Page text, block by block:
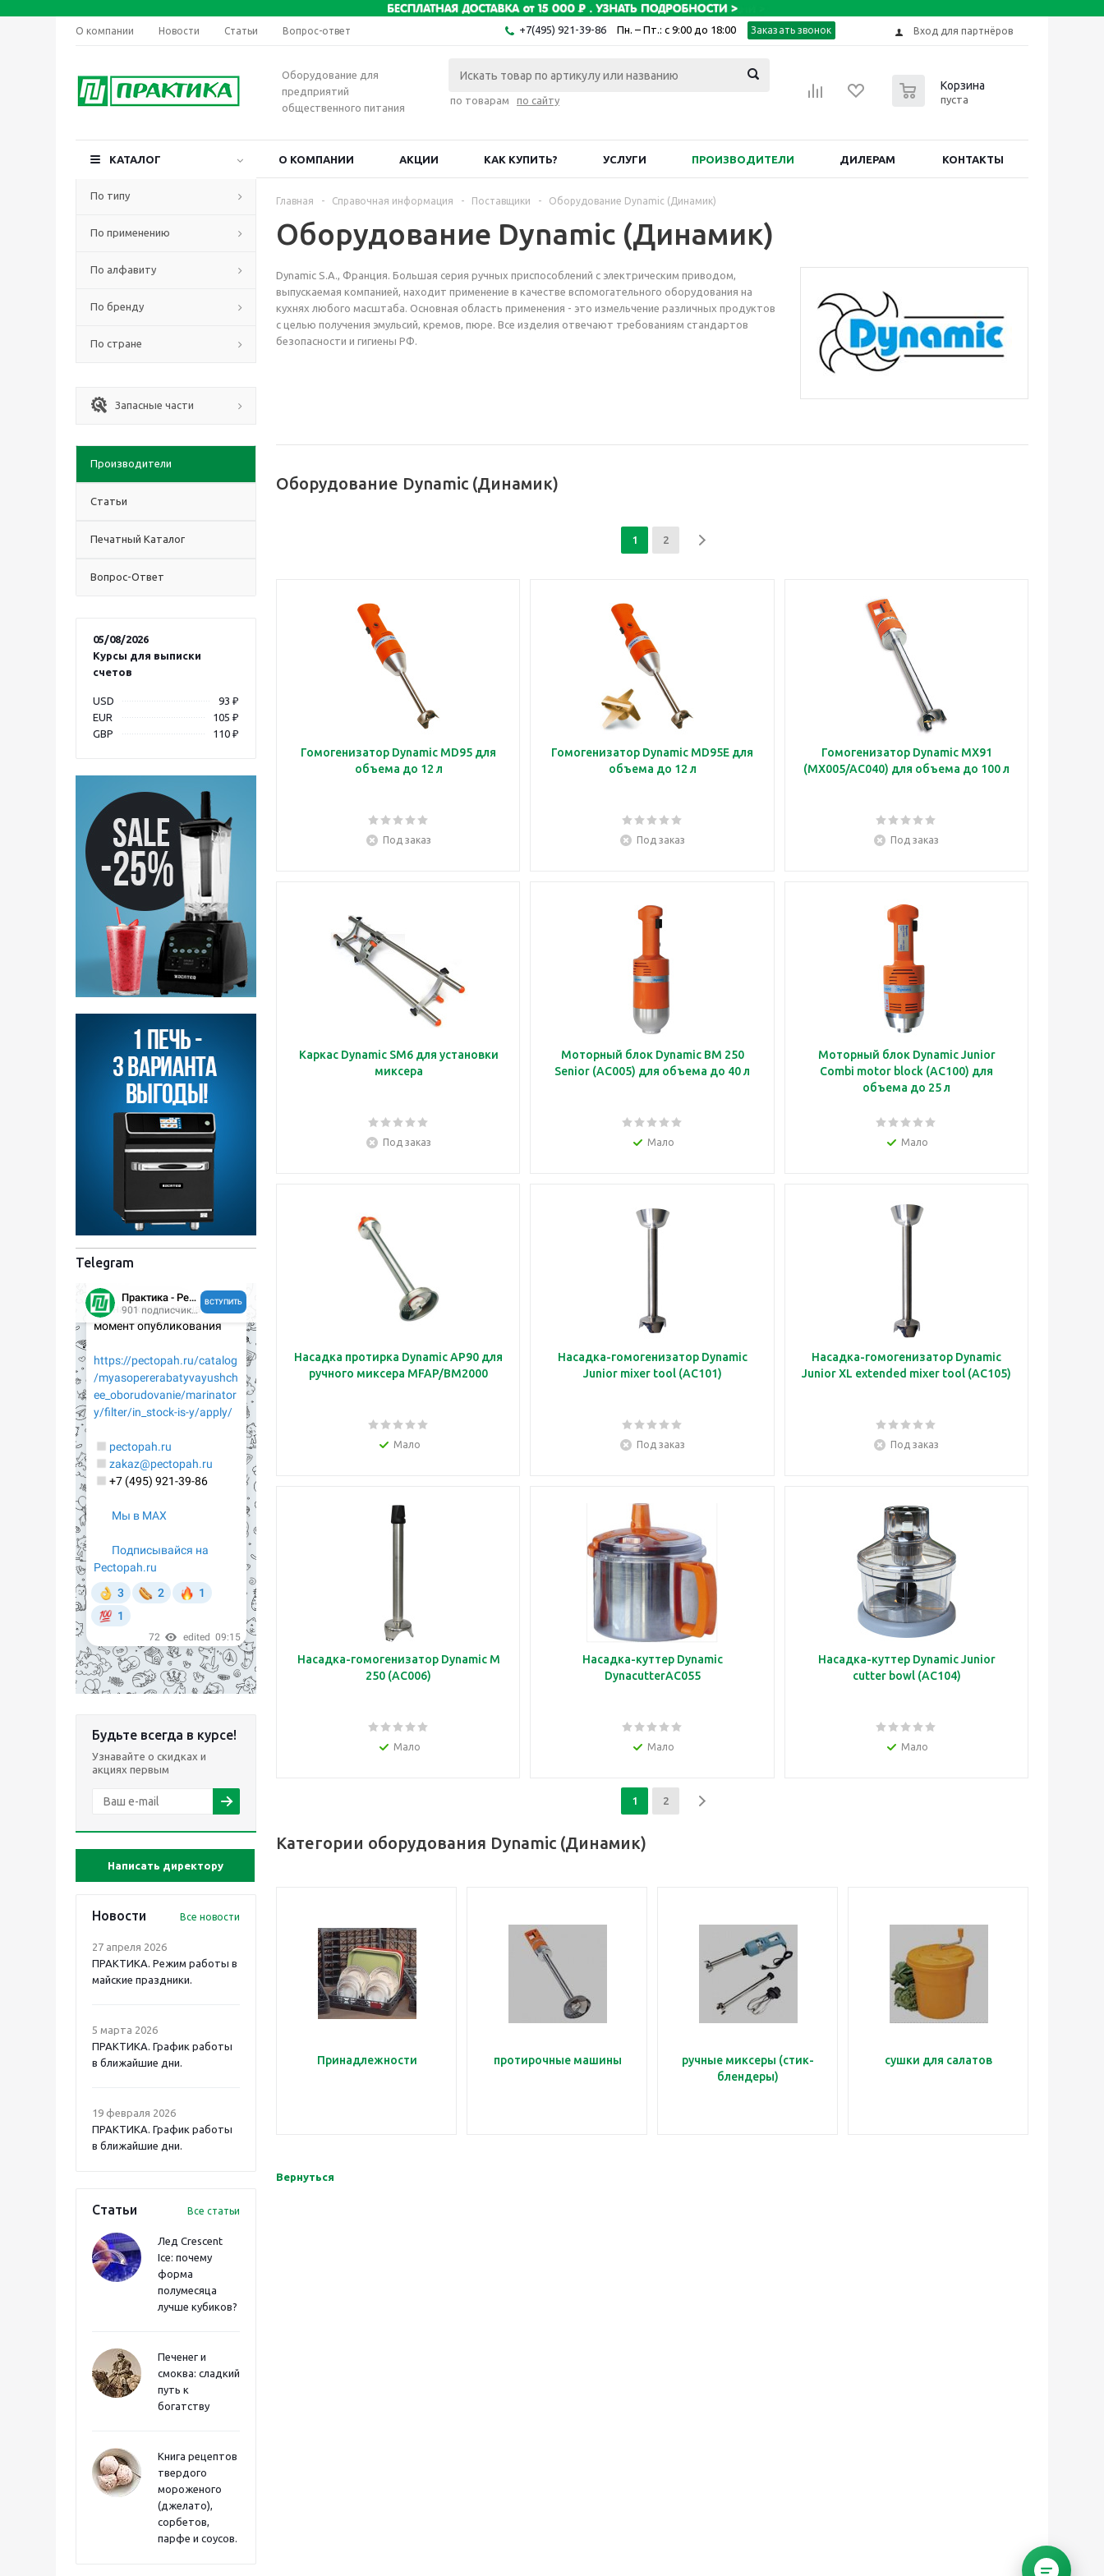
О компании Новости Статьи Вопрос-ответ +7(495) 921-39-86 Пн. – Пт.: с 9:00 до 18:00 Заказать звонок Вход для партнёров
Оборудование для
предприятий
общественного питания
по товарам по сайту
Корзина
пуста
КАТАЛОГ О КОМПАНИИ АКЦИИ КАК КУПИТЬ? УСЛУГИ ПРОИЗВОДИТЕЛИ ДИЛЕРАМ КОНТАКТЫ
По типу
По применению
По алфавиту
По бренду
По стране
Запасные части
Производители
Статьи
Печатный Каталог
Вопрос-Ответ
05/08/2026
Курсы для выписки
счетов
USD
93 ₽
EUR
105 ₽
GBP
110 ₽
Telegram
Будьте всегда в курсе!
Узнавайте о скидках и
акциях первым
Написать директору
Новости Все новости
27 апреля 2026
ПРАКТИКА. Режим работы в
майские праздники.
5 марта 2026
ПРАКТИКА. График работы
в ближайшие дни.
19 февраля 2026
ПРАКТИКА. График работы
в ближайшие дни.
Статьи Все статьи
Лед Crescent
Ice: почему
форма
полумесяца
лучше кубиков?
Печенег и
смоква: сладкий
путь к
богатству
Книга рецептов
твердого
мороженого
(джелато),
сорбетов,
парфе и соусов.
Главная - Справочная информация - Поставщики - Оборудование Dynamic (Динамик)
Оборудование Dynamic (Динамик)
Dynamic S.A., Франция. Большая серия ручных приспособлений с электрическим приводом,
выпускаемая компанией, находит применение в качестве вспомогательного оборудования на
кухнях любого масштаба. Основная область применения - это измельчение различных продуктов
с целью получения эмульсий, кремов, пюре. Все изделия отвечают требованиям стандартов
безопасности и гигиены РФ.
Оборудование Dynamic (Динамик)
1 2
Гомогенизатор Dynamic MD95 для
объема до 12 л
Под заказ
Гомогенизатор Dynamic MD95E для
объема до 12 л
Под заказ
Гомогенизатор Dynamic MX91
(MX005/AC040) для объема до 100 л
Под заказ
Каркас Dynamic SM6 для установки
миксера
Под заказ
Моторный блок Dynamic BM 250
Senior (AC005) для объема до 40 л
Мало
Моторный блок Dynamic Junior
Combi motor block (AC100) для
объема до 25 л
Мало
Насадка протирка Dynamic AP90 для
ручного миксера MFAP/BM2000
Мало
Насадка-гомогенизатор Dynamic
Junior mixer tool (AC101)
Под заказ
Насадка-гомогенизатор Dynamic
Junior XL extended mixer tool (AC105)
Под заказ
Насадка-гомогенизатор Dynamic M
250 (AC006)
Мало
Насадка-куттер Dynamic
DynacutterAC055
Мало
Насадка-куттер Dynamic Junior
cutter bowl (AC104)
Мало
1 2
Категории оборудования Dynamic (Динамик)
Принадлежности протирочные машины
ручные миксеры (стик-
блендеры)
сушки для салатов
Вернуться